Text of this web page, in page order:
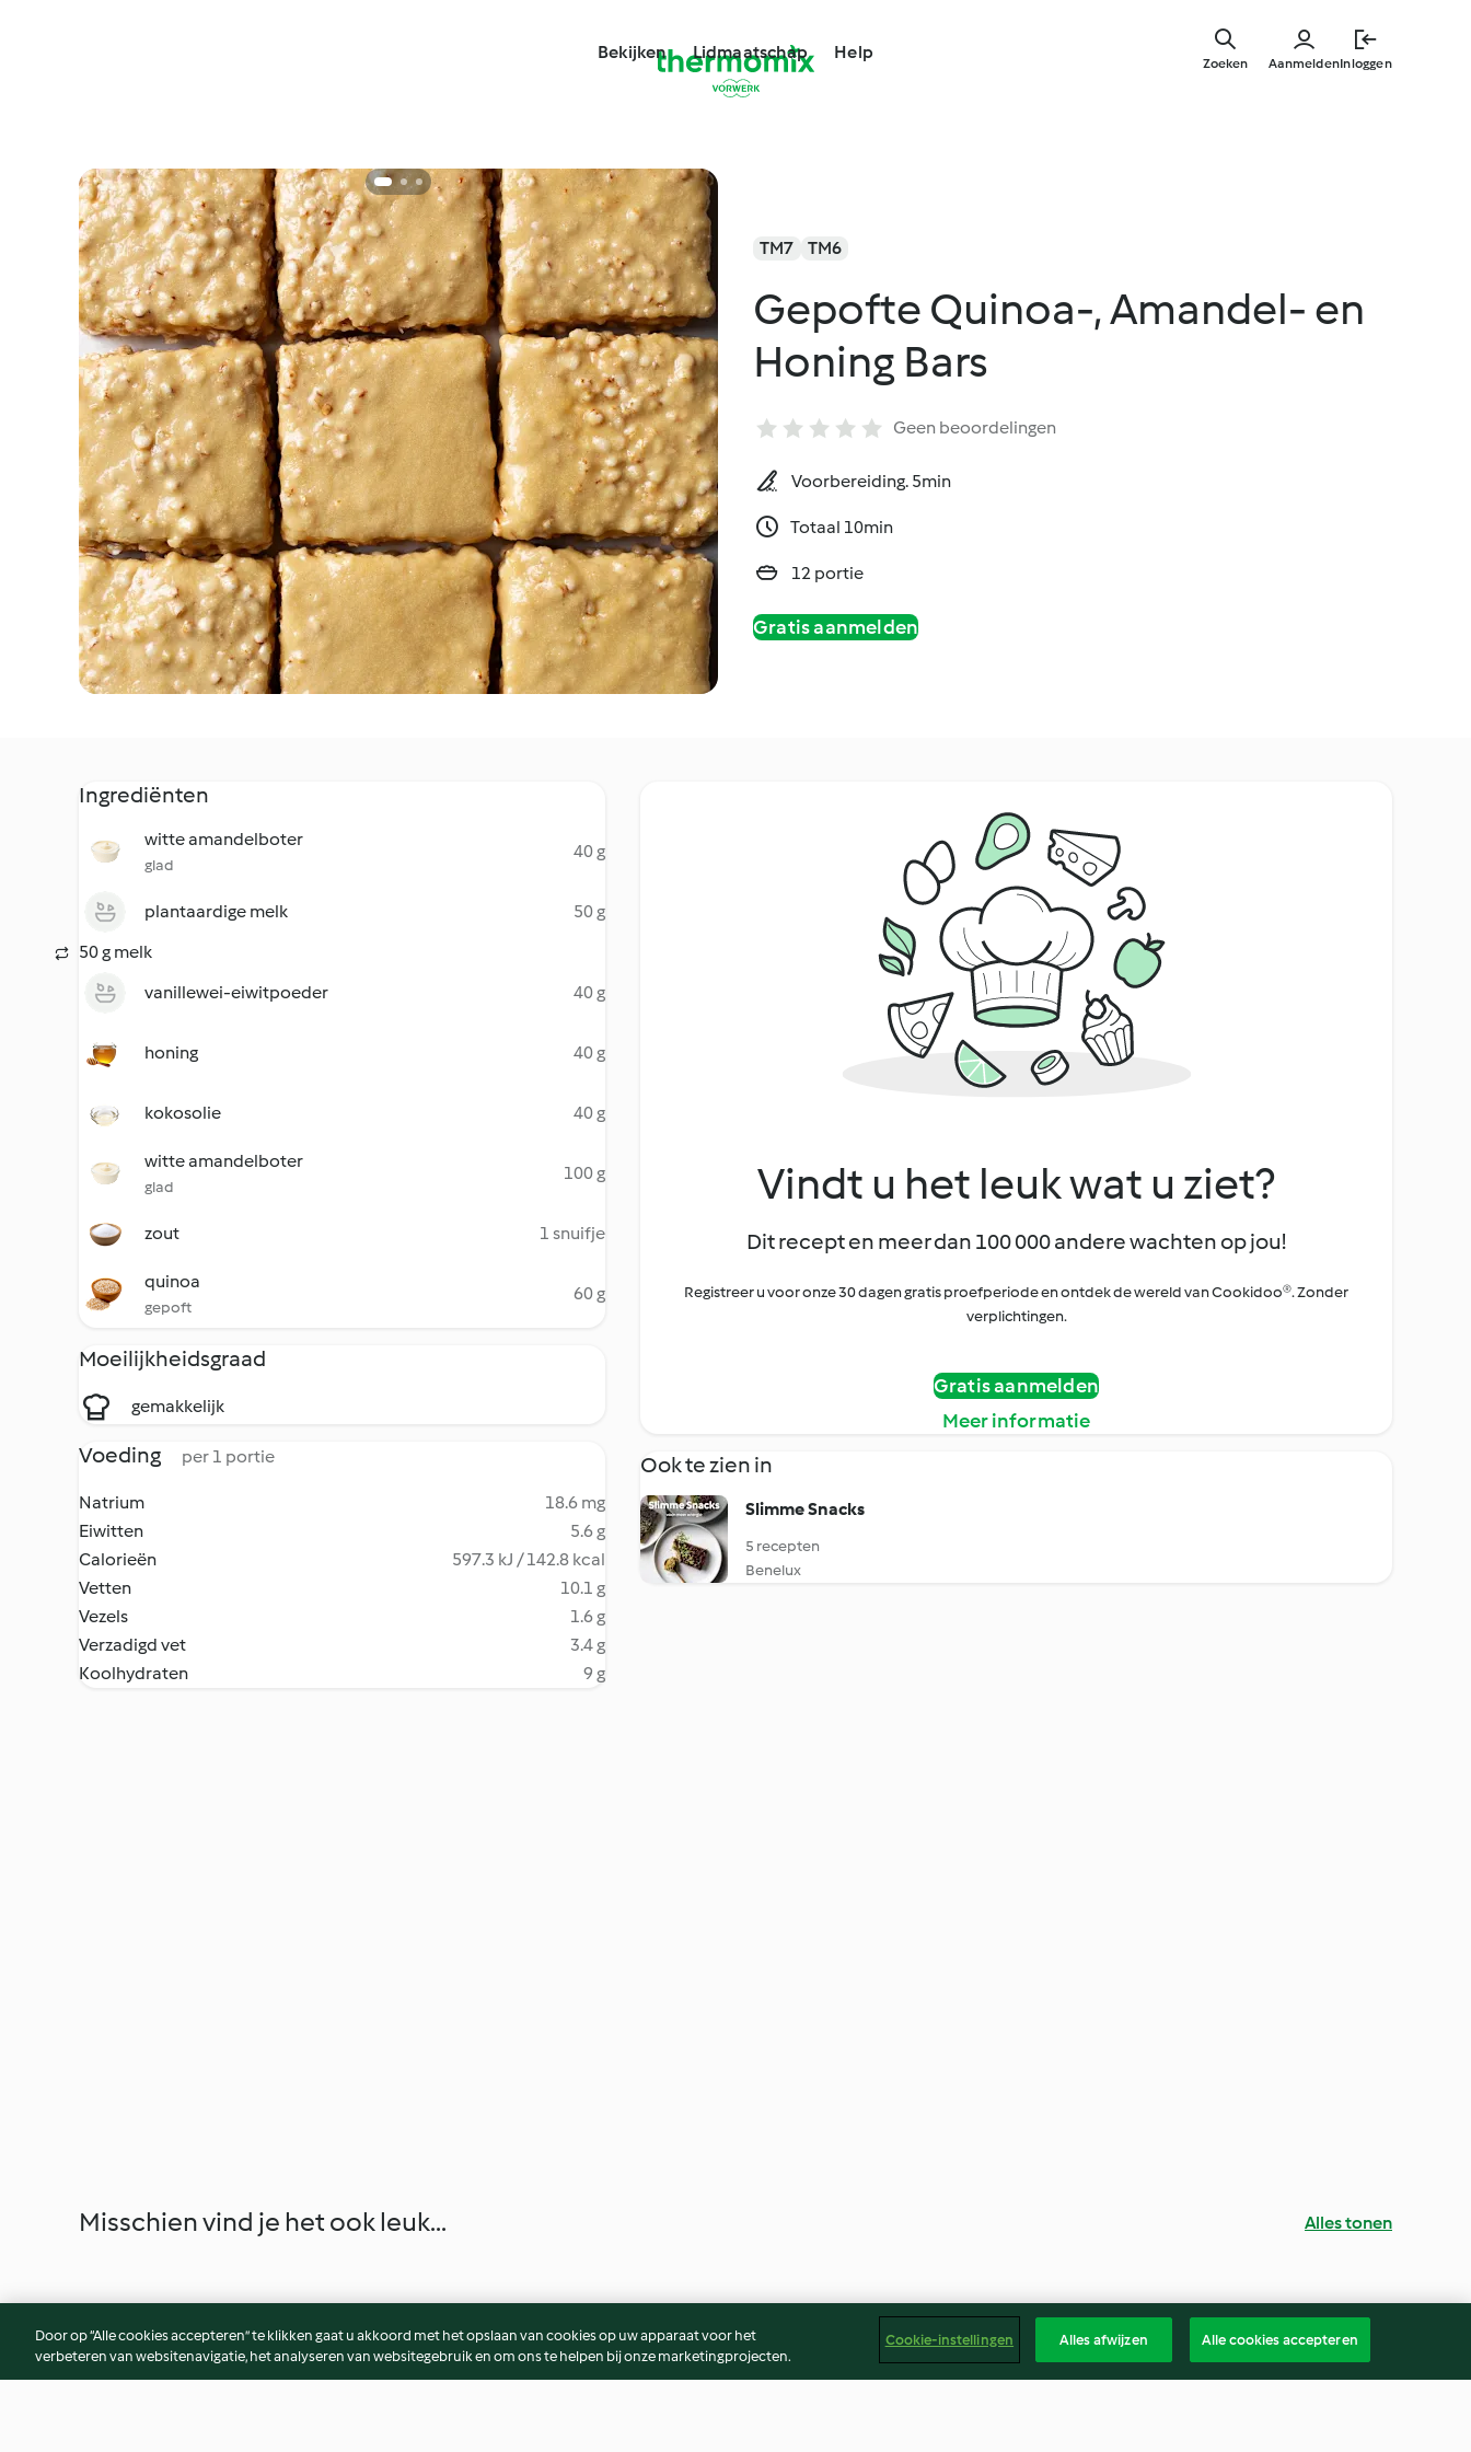
Bekijken Lidmaatschap Help
AanmeldenInloggen
Zoeken
TM7 TM6
Gepofte Quinoa-, Amandel- en
Honing Bars
Geen beoordelingen
Voorbereiding. 5min
Totaal 10min
12 portie
Gratis aanmelden
Ingrediënten
witte amandelboter
glad
40 g
plantaardige melk
50 g
50 g melk
vanillewei-eiwitpoeder
40 g
honing 40 g
kokosolie 40 g
witte amandelboter
glad
100 g
zout 1 snuifje
quinoa
gepoft
60 g
Moeilijkheidsgraad
gemakkelijk
Voeding per 1 portie
Natrium
18.6 mg
Eiwitten
5.6 g
Calorieën
597.3 kJ / 142.8 kcal
Vetten
10.1 g
Vezels
1.6 g
Verzadigd vet
3.4 g
Koolhydraten
9 g
Vindt u het leuk wat u ziet?
Dit recept en meer dan 100 000 andere wachten op jou!
Registreer u voor onze 30 dagen gratis proefperiode en ontdek de wereld van Cookidoo®. Zonder
verplichtingen.
Gratis aanmelden
Meer informatie
Ook te zien in
Slimme Snacks
5 recepten
Benelux
Misschien vind je het ook leuk... Alles tonen
Door op “Alle cookies accepteren” te klikken gaat u akkoord met het opslaan van cookies op uw apparaat voor het
verbeteren van websitenavigatie, het analyseren van websitegebruik en om ons te helpen bij onze marketingprojecten.
Cookie-instellingen Alles afwijzen Alle cookies accepteren